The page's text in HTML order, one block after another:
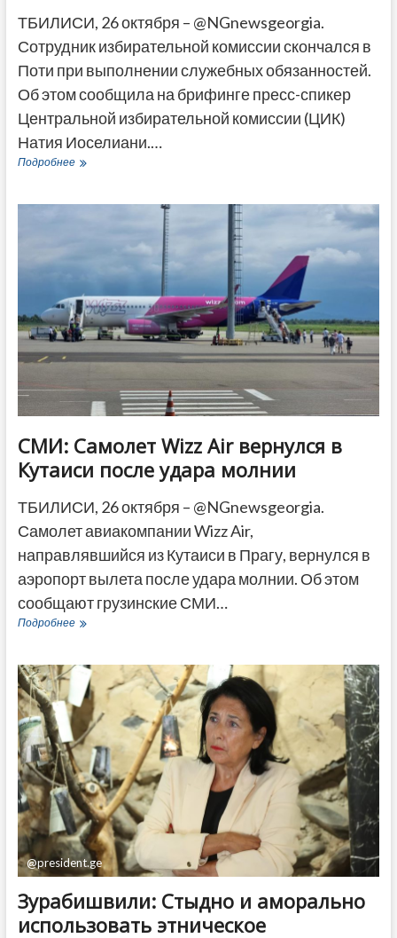
ТБИЛИСИ, 26 октября – @NGnewsgeorgia.
Сотрудник избирательной комиссии скончался в
Поти при выполнении служебных обязанностей.
Об этом сообщила на брифинге пресс-спикер
Центральной избирательной комиссии (ЦИК)
Натия Иоселиани.…
ПодробнееВ
выполнении
обязанностей
СМИ: Самолет Wizz Air вернулся в
Кутаиси после удара молнии
ТБИЛИСИ, 26 октября – @NGnewsgeorgia.
Самолет авиакомпании Wizz Air,
направлявшийся из Кутаиси в Прагу, вернулся в
аэропорт вылета после удара молнии. Об этом
сообщают грузинские СМИ…
ПодробнееСМИ:
Air
вернулся
в
Кутаиси
после
удара
молнии
@president.ge
Зурабишвили: Стыдно и аморально
использовать этническое